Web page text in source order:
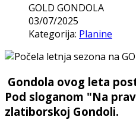
GOLD GONDOLA
03/07/2025
Kategorija: Planine
Gondola ovog leta
Pod sloganom "Na
zlatiborskoj Gondoli.